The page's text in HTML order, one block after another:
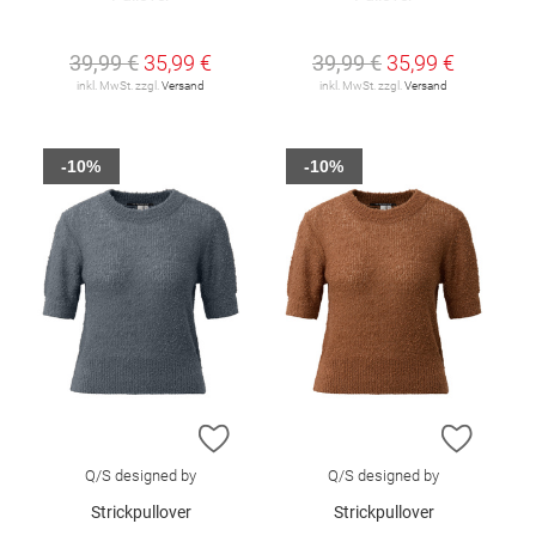
39,99 € 35,99 €
inkl. MwSt. zzgl. Versand
39,99 € 35,99 €
inkl. MwSt. zzgl. Versand
ZUR WUNSCHLISTE HINZUFÜGEN
Q/S designed by
Strickpullover
-10%
ZUR
Q/S designed by
Strickpullover
-10%